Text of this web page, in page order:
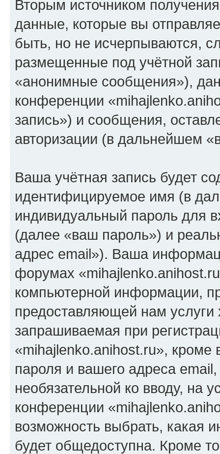
Вторым источником
данные, которые вы
быть, но не исчерпываются,
размещенные под учётной
«анонимные сообщения»),
конференции
запись») и сообщения,
авторизации (в дальнейшем
Ваша учётная запись будет
идентифицируемое имя (в
индивидуальный пароль для
(далее «ваш пароль») и
адрес email»). Ваша
форумах
компьютерной информации,
предоставляющей нам
запрашиваемая при
«mihajlenko.anihost.ru», кроме
пароля и вашего адреса
необязательной ко вводу, на
конференции
возможность выбрать, какая
будет общедоступна. Кроме